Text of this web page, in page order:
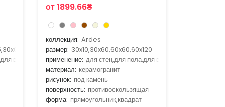
ванной,для гостиной,для кухни
от 1899.66₴
коллекция: Ardes
размер: 30x10,30x60,60x60,60x120
применение: для стен,для пола,для ванной,для
материал: керамогранит
рисунок: под камень
поверхность: противоскользящая
форма: прямоугольник,квадрат